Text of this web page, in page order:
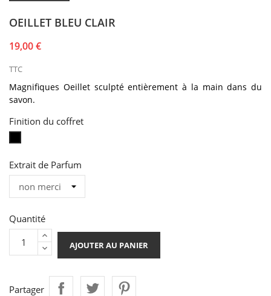
OEILLET BLEU CLAIR
19,00 €
TTC
Magnifiques Oeillet sculptéentièrement à la main dans du
savon.
Finition du coffret
Extrait de Parfum
Quantité
AJOUTER AU PANIER
Partager